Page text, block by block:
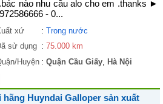
nào nhu cầu alo cho em .thanks ►
- 0...
xứ : Trong nước
sử dụng : 75.000 km
Huyện : Quận Cầu Giấy, Hà Nội
Huyndai Galloper sản xuất